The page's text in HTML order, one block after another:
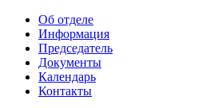
Об отделе
Информация
Председатель
Документы
Календарь
Контакты